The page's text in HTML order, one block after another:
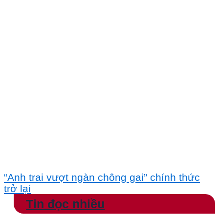
“Anh trai vượt ngàn chông gai” chính thức
trở lại
Tin đọc nhiều